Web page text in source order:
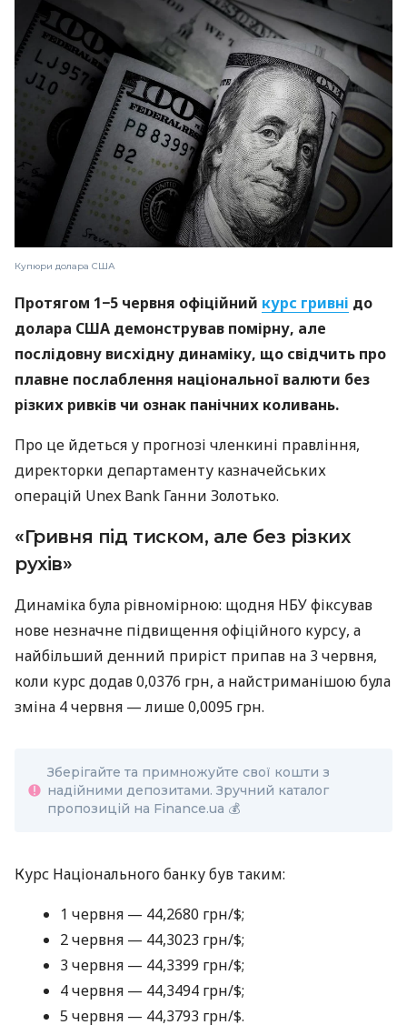
Купюри долара США
Протягом 1−5 червня офіційний курс гривні до
долара США демонстрував помірну, але
послідовну висхідну динаміку, що свідчить про
плавне послаблення національної валюти без
різких ривків чи ознак панічних коливань.
Про це йдеться у прогнозі членкині правління,
директорки департаменту казначейських
операцій Unex Bank Ганни Золотько.
«Гривня під тиском, але без різких
рухів»
Динаміка була рівномірною: щодня НБУ фіксував
нове незначне підвищення офіційного курсу, а
найбільший денний приріст припав на 3 червня,
коли курс додав 0,0376 грн, а найстриманішою була
зміна 4 червня — лише 0,0095 грн.
Зберігайте та примножуйте свої кошти з
надійними депозитами. Зручний каталог
пропозицій на Finance.ua 💰
Курс Національного банку був таким:
1 червня — 44,2680 грн/$;
2 червня — 44,3023 грн/$;
3 червня — 44,3399 грн/$;
4 червня — 44,3494 грн/$;
5 червня — 44,3793 грн/$.